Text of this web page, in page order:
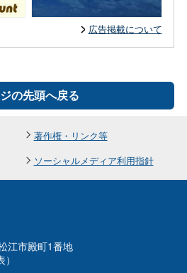
広告掲載について
の先頭へ戻る
著作権・リンク等
ソーシャルメディア利用指針
江市殿町1番地